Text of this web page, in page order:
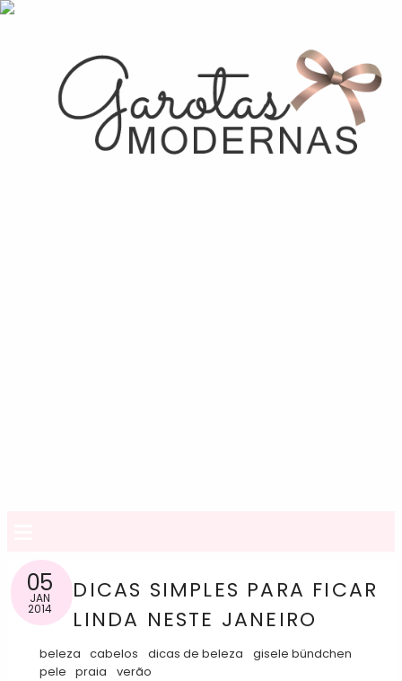
05
JAN
2014
DICAS SIMPLES PARA FICAR
LINDA NESTE JANEIRO
beleza cabelos dicas de beleza
gisele bündchen
pele praia verão